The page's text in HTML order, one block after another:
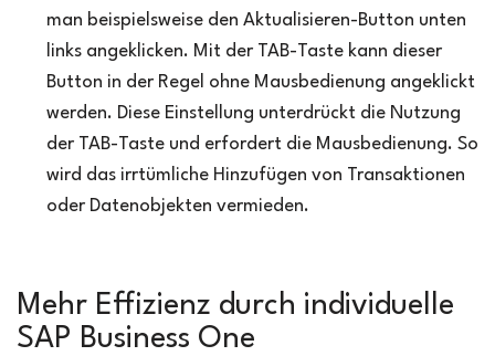
man beispielsweise den Aktualisieren-Button unten
links angeklicken. Mit der TAB-Taste kann dieser
Button in der Regel ohne Mausbedienung angeklickt
werden. Diese Einstellung unterdrückt die Nutzung
der TAB-Taste und erfordert die Mausbedienung. So
wird das irrtümliche Hinzufügen von Transaktionen
oder Datenobjekten vermieden.
Mehr Effizienz durch individuelle
SAP Business One